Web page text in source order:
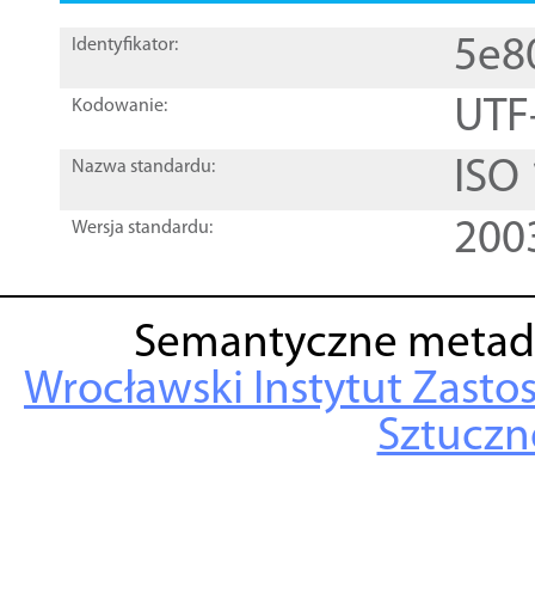
Identyfikator:
Kodowanie:
Nazwa standardu:
Wersja standardu:
Semantyczne
Wrocławski Instytut